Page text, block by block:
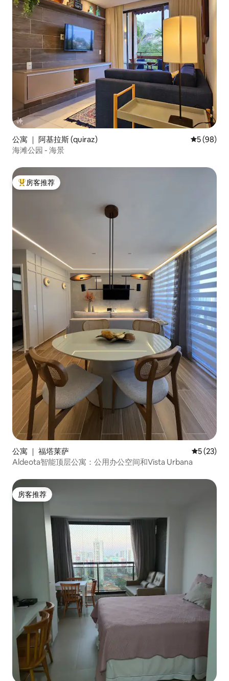
公寓 ｜ 阿基拉斯 (quiraz) 平均评分
5 (98)
海滩公园 - 海景
热门「房客推荐」
房客推荐
公寓 ｜ 福塔莱萨 平均评分
5 (23)
Aldeota智能顶层公寓：公用办公空间和Vista Urbana
房客推荐
房客推荐